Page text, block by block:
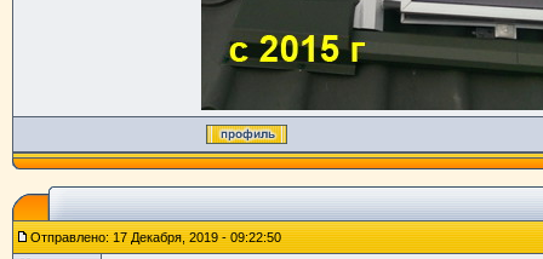
Отправлено: 17 Декабря, 2019 - 09:22:50